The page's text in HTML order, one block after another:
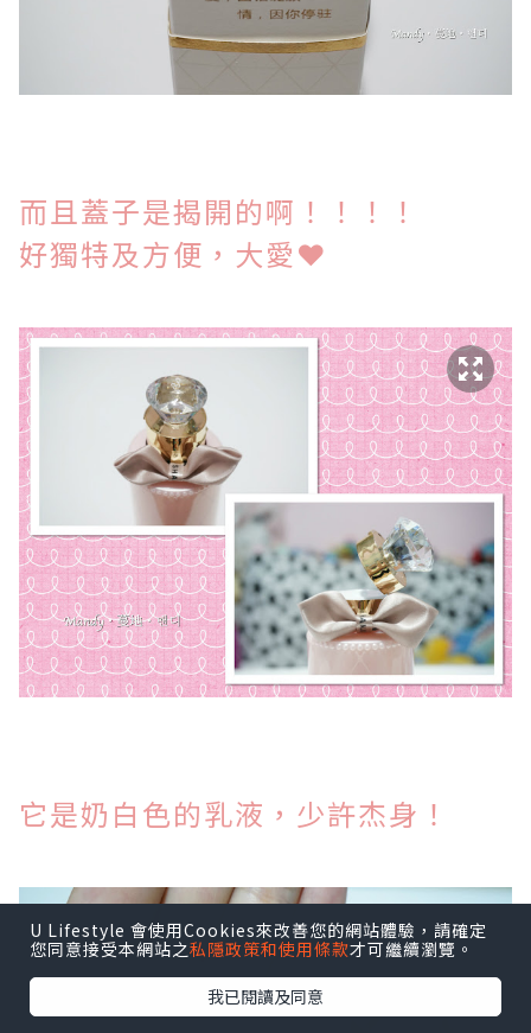
而且蓋子是揭開的啊！！！！
好獨特及方便，大愛❤
它是奶白色的乳液，少許杰身！
U Lifestyle 會使用Cookies來改善您的網站體驗，請確定
您同意接受本網站之私隱政策和使用條款才可繼續瀏覽。
我已閱讀及同意